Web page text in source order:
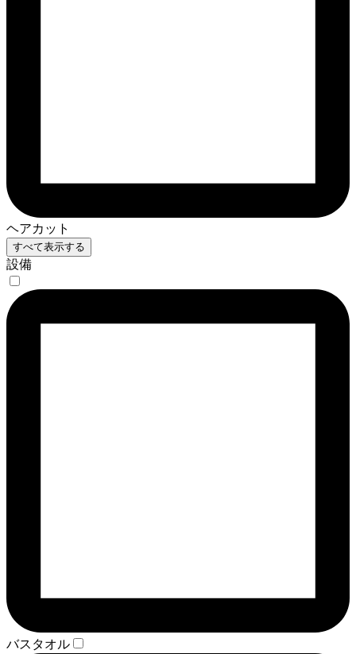
ヘアカット
すべて表示する
設備
バスタオル